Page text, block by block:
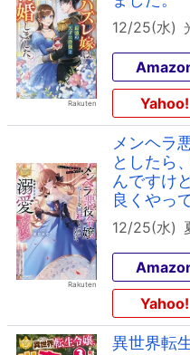
12/25(水)
Yahoo!
メンヘラ
としたら
んですけ
良くやっ
12/25(水)
Yahoo!
異世界転